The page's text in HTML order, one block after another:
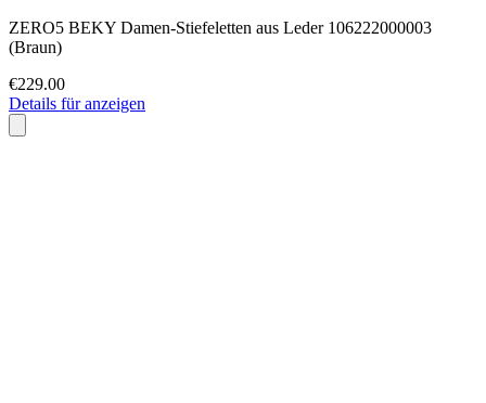
ZERO5 BEKY Damen-Stiefeletten aus Leder 106222000003
(Braun)
€229.00
Details für anzeigen